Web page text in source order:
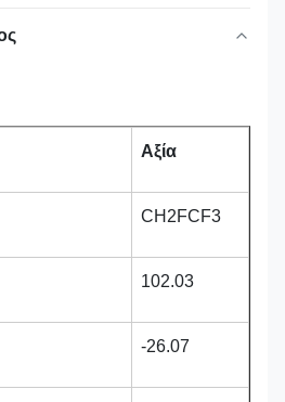
Αξία
CH2FCF3
102.03
-26.07